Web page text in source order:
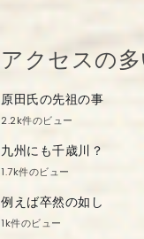
アクセスの
原田氏の先祖の事
2.2k件のビュー
九州にも千歳川？
1.7k件のビュー
例えば卒然の如し
1k件のビュー